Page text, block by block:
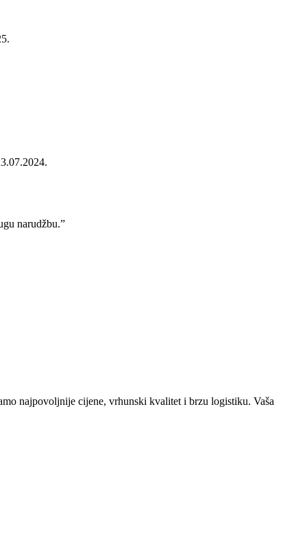
narudžbu.”
najpovoljnije cijene, vrhunski kvalitet i brzu logistiku. Vaša